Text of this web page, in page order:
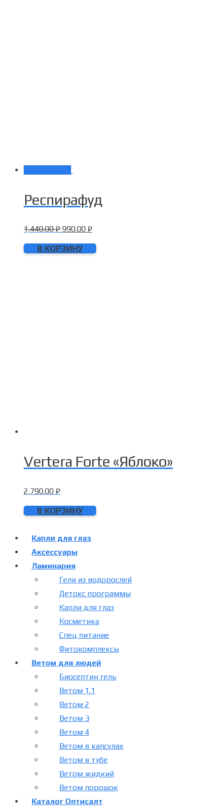
Респирафуд
1,440.00₽ 990.00 ₽
В КОРЗИНУ
Vertera Forte «Яблоко»
2,790.00 ₽
В КОРЗИНУ
Капли для глаз
Аксессуары
Ламинария
Гели из водорослей
Детокс программы
Капли для глаз
Косметика
Спец питание
Фитокомплексы
Ветом для людей
Биосептин гель
Ветом 1.1
Ветом 2
Ветом 3
Ветом 4
Ветом в капсулах
Ветом в тубе
Ветом жидкий
Ветом порошок
Каталог Оптисалт